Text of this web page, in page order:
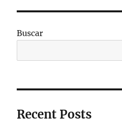
Buscar
Recent Posts